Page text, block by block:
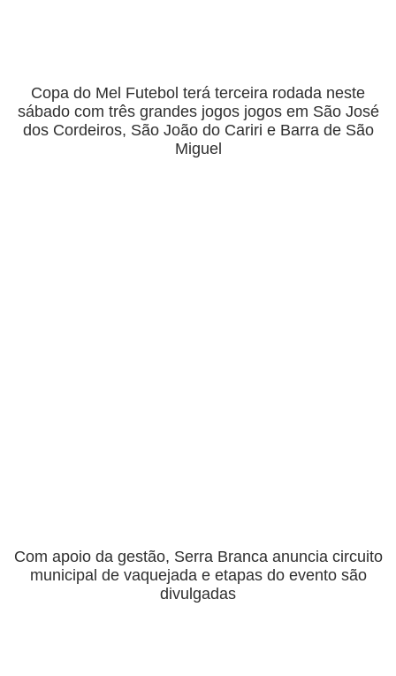
Copa do Mel Futebol terá terceira rodada neste
sábado com três grandes jogos jogos em São José
dos Cordeiros, São João do Cariri e Barra de São
Miguel
Com apoio da gestão, Serra Branca anuncia circuito
municipal de vaquejada e etapas do evento são
divulgadas